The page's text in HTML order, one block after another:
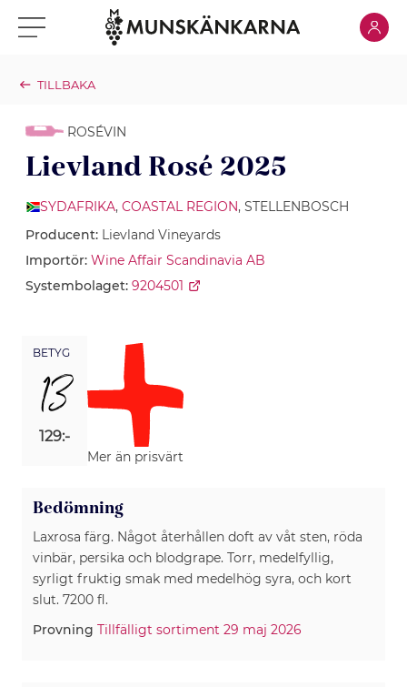
Klicka för meny Klicka
TILLBAKA
ROSÉVIN
Lievland Rosé 2025
SYDAFRIKA, COASTAL REGION, STELLENBOSCH
Producent: Lievland Vineyards
Importör: Wine Affair Scandinavia AB
Systembolaget: 9204501
BETYG
13
129:-
Mer än prisvärt
Bedömning
Laxrosa färg. Något återhållen doft av våt sten, röda
vinbär, persika och blodgrape. Torr, medelfyllig,
syrligt fruktig smak med medelhög syra, och kort
slut. 7200 fl.
Provning Tillfälligt sortiment 29 maj 2026